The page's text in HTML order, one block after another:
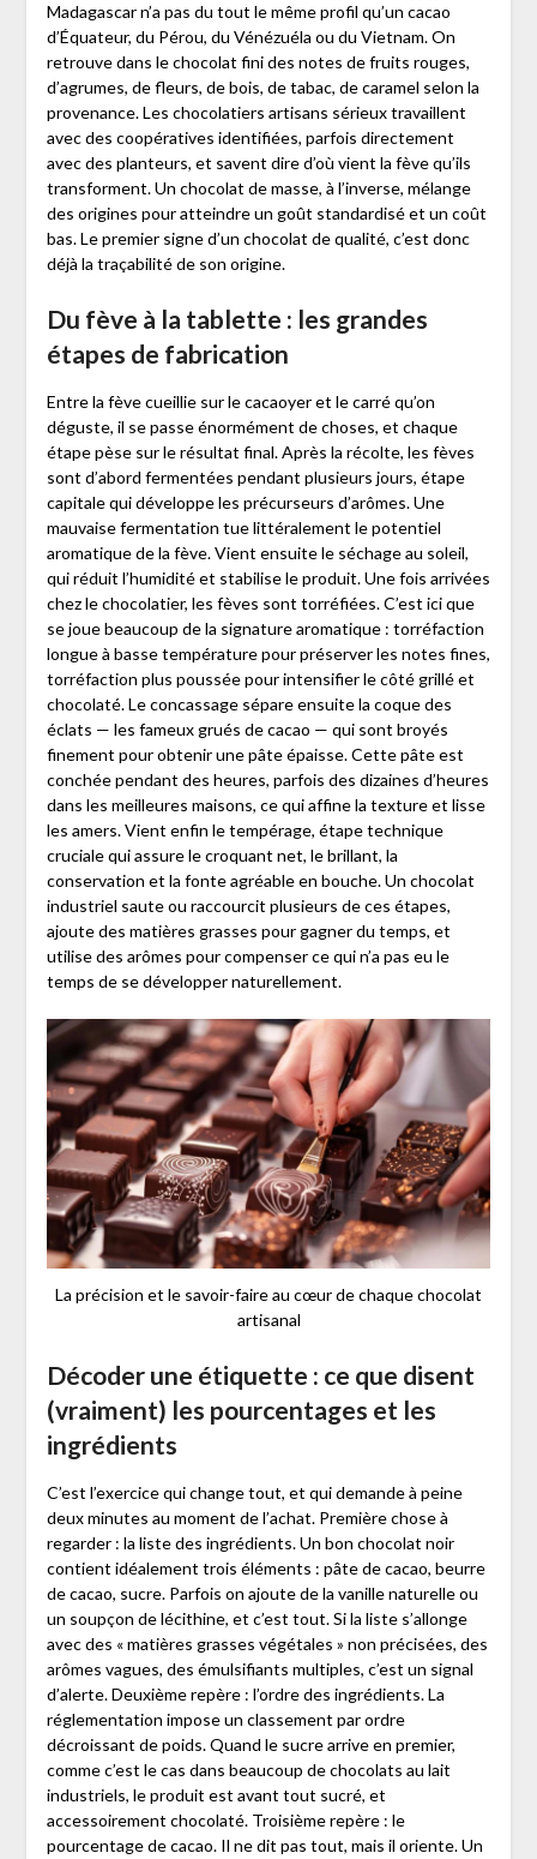
Madagascar n’a pas du tout le même profil qu’un cacao
d’Équateur, du Pérou, du Vénézuéla ou du Vietnam. On
retrouve dans le chocolat fini des notes de fruits rouges,
d’agrumes, de fleurs, de bois, de tabac, de caramel selon la
provenance. Les chocolatiers artisans sérieux travaillent
avec des coopératives identifiées, parfois directement
avec des planteurs, et savent dire d’où vient la fève qu’ils
transforment. Un chocolat de masse, à l’inverse, mélange
des origines pour atteindre un goût standardisé et un coût
bas. Le premier signe d’un chocolat de qualité, c’est donc
déjà la traçabilité de son origine.
Du fève à la tablette : les grandes
étapes de fabrication
Entre la fève cueillie sur le cacaoyer et le carré qu’on
déguste, il se passe énormément de choses, et chaque
étape pèse sur le résultat final. Après la récolte, les fèves
sont d’abord fermentées pendant plusieurs jours, étape
capitale qui développe les précurseurs d’arômes. Une
mauvaise fermentation tue littéralement le potentiel
aromatique de la fève. Vient ensuite le séchage au soleil,
qui réduit l’humidité et stabilise le produit. Une fois arrivées
chez le chocolatier, les fèves sont torréfiées. C’est ici que
se joue beaucoup de la signature aromatique : torréfaction
longue à basse température pour préserver les notes fines,
torréfaction plus poussée pour intensifier le côté grillé et
chocolaté. Le concassage sépare ensuite la coque des
éclats — les fameux grués de cacao — qui sont broyés
finement pour obtenir une pâte épaisse. Cette pâte est
conchée pendant des heures, parfois des dizaines d’heures
dans les meilleures maisons, ce qui affine la texture et lisse
les amers. Vient enfin le tempérage, étape technique
cruciale qui assure le croquant net, le brillant, la
conservation et la fonte agréable en bouche. Un chocolat
industriel saute ou raccourcit plusieurs de ces étapes,
ajoute des matières grasses pour gagner du temps, et
utilise des arômes pour compenser ce qui n’a pas eu le
temps de se développer naturellement.
La précision et le savoir-faire au cœur de chaque chocolat
artisanal
Décoder une étiquette : ce que disent
(vraiment) les pourcentages et les
ingrédients
C’est l’exercice qui change tout, et qui demande à peine
deux minutes au moment de l’achat. Première chose à
regarder : la liste des ingrédients. Un bon chocolat noir
contient idéalement trois éléments : pâte de cacao, beurre
de cacao, sucre. Parfois on ajoute de la vanille naturelle ou
un soupçon de lécithine, et c’est tout. Si la liste s’allonge
avec des « matières grasses végétales » non précisées, des
arômes vagues, des émulsifiants multiples, c’est un signal
d’alerte. Deuxième repère : l’ordre des ingrédients. La
réglementation impose un classement par ordre
décroissant de poids. Quand le sucre arrive en premier,
comme c’est le cas dans beaucoup de chocolats au lait
industriels, le produit est avant tout sucré, et
accessoirement chocolaté. Troisième repère : le
pourcentage de cacao. Il ne dit pas tout, mais il oriente. Un